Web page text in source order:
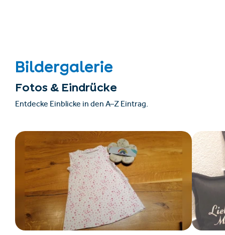
Bildergalerie
Fotos & Eindrücke
Entdecke Einblicke in den A–Z Eintrag.